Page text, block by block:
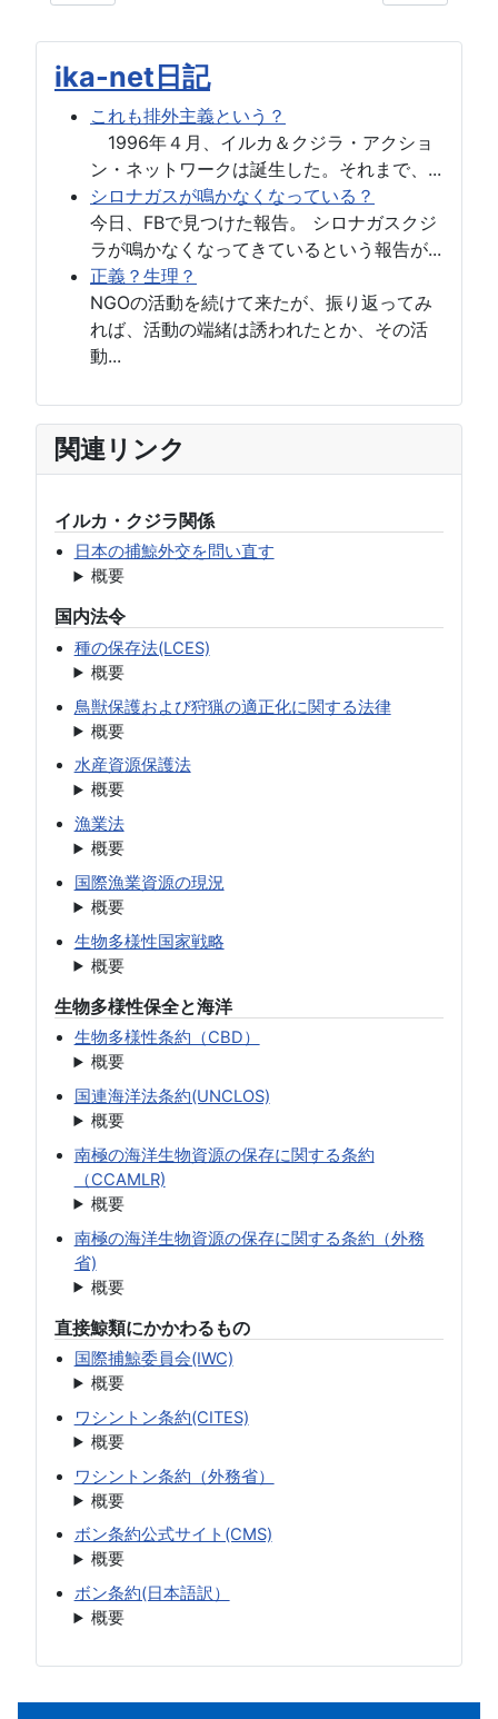
ika-net日記
これも排外主義という？
1996年４月、イルカ＆クジラ・アクショ
ン・ネットワークは誕生した。それまで、...
シロナガスが鳴かなくなっている？
今日、FBで見つけた報告。 シロナガスクジ
ラが鳴かなくなってきているという報告が...
正義？生理？
NGOの活動を続けて来たが、振り返ってみ
れば、活動の端緒は誘われたとか、その活
動...
関連リンク
イルカ・クジラ関係
日本の捕鯨外交を問い直す
概要
国内法令
種の保存法(LCES)
概要
鳥獣保護および狩猟の適正化に関する法律
概要
水産資源保護法
概要
漁業法
概要
国際漁業資源の現況
概要
生物多様性国家戦略
概要
生物多様性保全と海洋
生物多様性条約（CBD）
概要
国連海洋法条約(UNCLOS)
概要
南極の海洋生物資源の保存に関する条約
（CCAMLR)
概要
南極の海洋生物資源の保存に関する条約（外務
省)
概要
直接鯨類にかかわるもの
国際捕鯨委員会(IWC)
概要
ワシントン条約(CITES)
概要
ワシントン条約（外務省）
概要
ボン条約公式サイト(CMS)
概要
ボン条約(日本語訳）
概要